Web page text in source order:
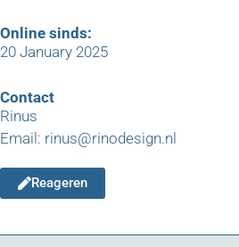
Online sinds:
20 January 2025
Contact
Rinus
Email: rinus@rinodesign.nl
Reageren